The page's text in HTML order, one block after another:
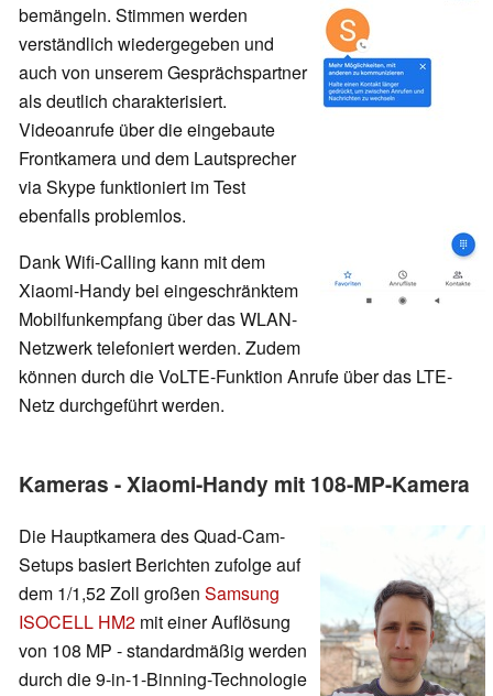
bemängeln. Stimmen werden
verständlich wiedergegeben und
auch von unserem Gesprächspartner
als deutlich charakterisiert.
Videoanrufe über die eingebaute
Frontkamera und dem Lautsprecher
via Skype funktioniert im Test
ebenfalls problemlos.
Dank Wifi-Calling kann mit dem
Xiaomi-Handy bei eingeschränktem
Mobilfunkempfang über das WLAN-
Netzwerk telefoniert werden. Zudem
können durch die VoLTE-Funktion Anrufe über das LTE-
Netz durchgeführt werden.
Kameras - Xiaomi-Handy mit 108-MP-Kamera
Die Hauptkamera des Quad-Cam-
Setups basiert Berichten zufolge auf
dem 1/1,52 Zoll großen Samsung
ISOCELL HM2 mit einer Auflösung
von 108 MP - standardmäßig werden
durch die 9-in-1-Binning-Technologie